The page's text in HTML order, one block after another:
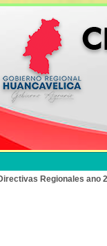
Regionales ano